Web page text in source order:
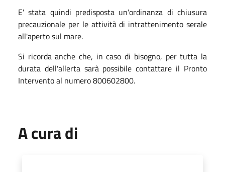
E' stata quindi predisposta un'ordinanza di chiusura
precauzionale per le attività di intrattenimento serale
all'aperto sul mare.
Si ricorda anche che, in caso di bisogno, per tutta la
durata dell'allerta sarà possibile contattare il Pronto
Intervento al numero 800602800.
A cura di